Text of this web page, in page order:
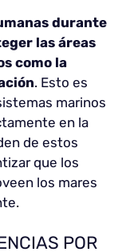
durante
las áreas
como la
. Esto es
marinos
en la
de estos
que los
los mares
POR